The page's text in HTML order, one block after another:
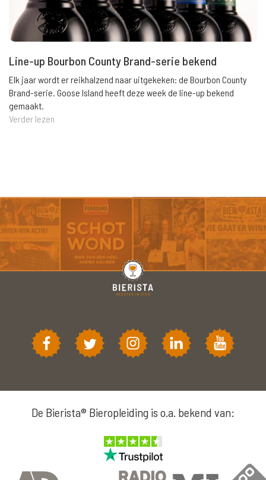
Line-up Bourbon County Brand-serie bekend
Elk jaar wordt er reikhalzend naar uitgekeken: de Bourbon County
Brand-serie. Goose Island heeft deze week de line-up bekend
gemaakt.
Verder lezen
De Bierista® Bieropleiding is o.a. bekend van: